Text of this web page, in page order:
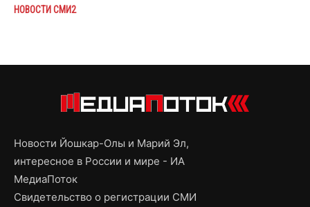
НОВОСТИ СМИ2
Новости Йошкар-Олы и Марий Эл,
интересное в России и мире - ИА
МедиаПоток
Свидетельство о регистрации СМИ